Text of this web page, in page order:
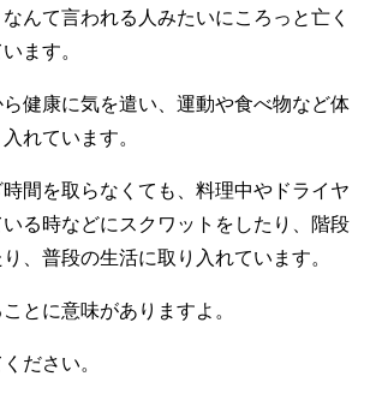
んて言われる人みたいにころっと亡く
ます。
健康に気を遣い、運動や食べ物など体
れています。
間を取らなくても、料理中やドライヤ
る時などにスクワットをしたり、階段
、普段の生活に取り入れています。
とに意味がありますよ。
ださい。